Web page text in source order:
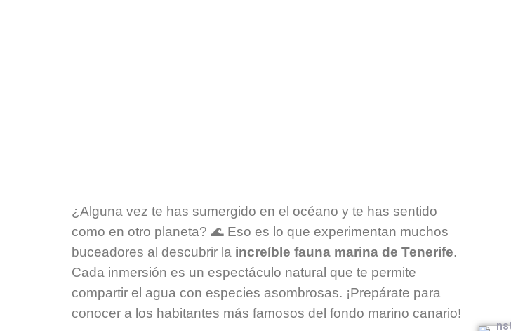
¿Alguna vez te has sumergido en el océano y te has sentido
como en otro planeta? 🌊 Eso es lo que experimentan muchos
buceadores al descubrir la increíble fauna marina de Tenerife.
Cada inmersión es un espectáculo natural que te permite
compartir el agua con especies asombrosas. ¡Prepárate para
conocer a los habitantes más famosos del fondo marino canario!